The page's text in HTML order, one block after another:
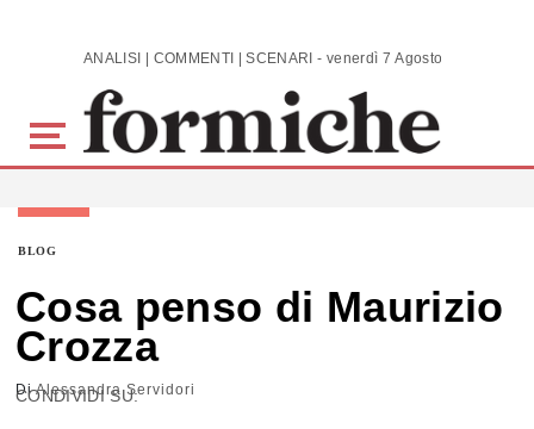
Skip to main content ANALISI | COMMENTI | SCENARI - venerdì 7 Agosto 2026
BLOG
Cosa penso di Maurizio
Crozza
DiAlessandra Servidori
CONDIVIDI SU: